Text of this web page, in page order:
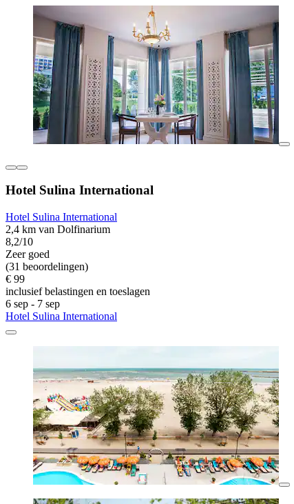
Hotel Sulina International
Hotel Sulina International
2,4 km van Dolfinarium
8,2/10
Zeer goed
(31 beoordelingen)
€ 99
inclusief belastingen en toeslagen
6 sep - 7 sep
Hotel Sulina International